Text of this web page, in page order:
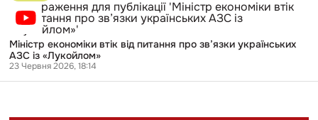
Міністр
економіки
від
питання
про
зв’язки
Міністр економіки втік від питання про зв’язки українських
АЗС із «Лукойлом»
23 Червня 2026, 18:14